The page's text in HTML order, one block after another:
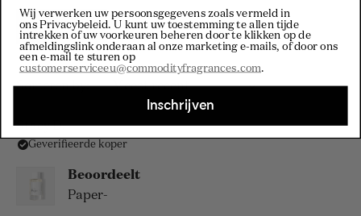
Filters
Sorteren
Stacy D.
Geverifieerde koper
Beoordeelt
Paper-
Laden...
Wij verwerken uw persoonsgegevens zoals vermeld in
ons Privacybeleid . U kunt uw toestemming te allen tijde
intrekken of uw voorkeuren beheren door te klikken op de
afmeldingslink onderaan al onze marketing e-mails, of door ons
een e-mail te sturen op
customerserviceeu@commodityfragrances.com.
Inschrijven